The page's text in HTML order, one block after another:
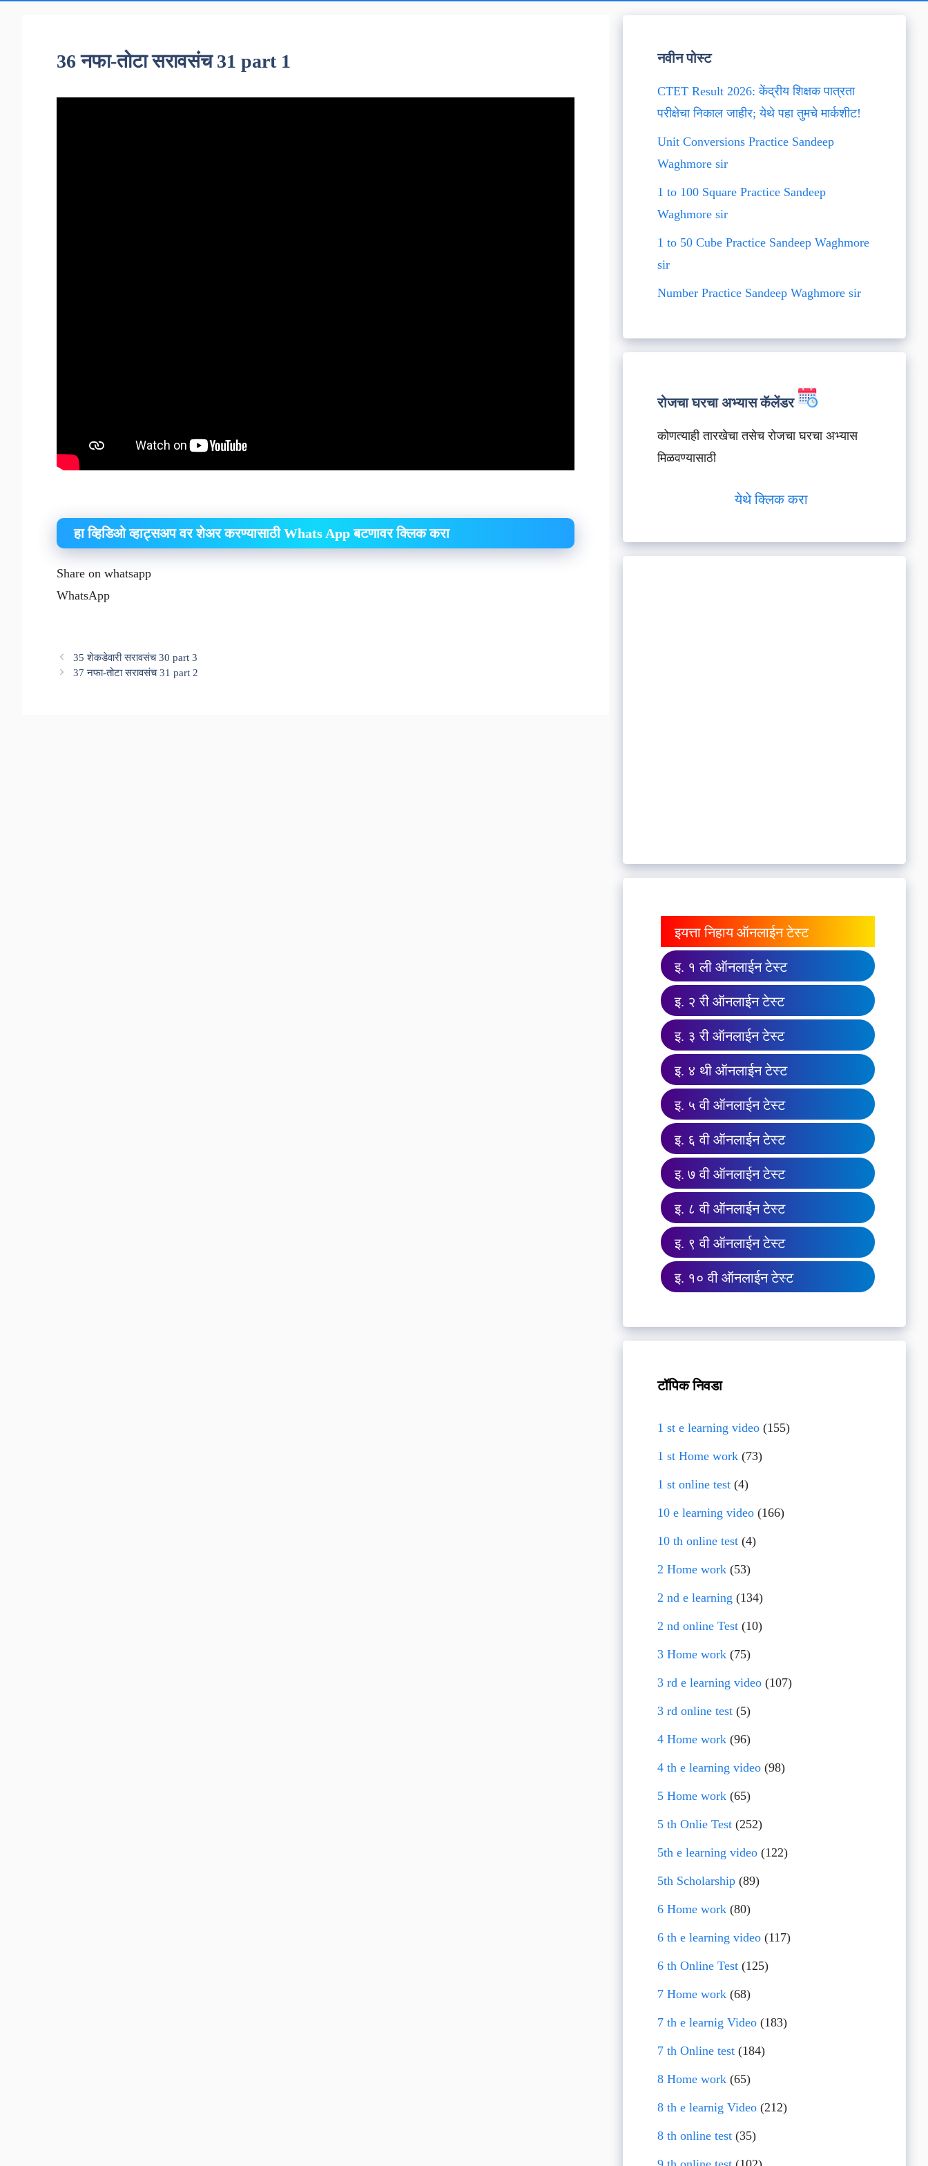
36 नफा-तोटा सरावसंच 31 part 1
हा व्हिडिओ व्हाट्सअप वर शेअर करण्यासाठी Whats App बटणावर क्लिक करा
Share on whatsapp
WhatsApp
35 शेकडेवारी सरावसंच 30 part 3
37 नफा-तोटा सरावसंच 31 part 2
नवीन पोस्ट
CTET Result 2026: केंद्रीय शिक्षक पात्रता
परीक्षेचा निकाल जाहीर; येथे पहा तुमचे मार्कशीट!
Unit Conversions Practice Sandeep
Waghmore sir
1 to 100 Square Practice Sandeep
Waghmore sir
1 to 50 Cube Practice Sandeep Waghmore
sir
Number Practice Sandeep Waghmore sir
रोजचा घरचा अभ्यास कॅलेंडर
कोणत्याही तारखेचा तसेच रोजचा घरचा अभ्यास
मिळवण्यासाठी
येथे क्लिक करा
इयत्ता निहाय ऑनलाईन टेस्ट
इ. १ ली ऑनलाईन टेस्ट
इ. २ री ऑनलाईन टेस्ट
इ. ३ री ऑनलाईन टेस्ट
इ. ४ थी ऑनलाईन टेस्ट
इ. ५ वी ऑनलाईन टेस्ट
इ. ६ वी ऑनलाईन टेस्ट
इ. ७ वी ऑनलाईन टेस्ट
इ. ८ वी ऑनलाईन टेस्ट
इ. ९ वी ऑनलाईन टेस्ट
इ. १० वी ऑनलाईन टेस्ट
टॉपिक निवडा
1 st e learning video(155)
1 st Home work(73)
1 st online test(4)
10 e learning video(166)
10 th online test(4)
2 Home work(53)
2 nd e learning (134)
2 nd online Test(10)
3 Home work(75)
3 rd e learning video(107)
3 rd online test(5)
4 Home work(96)
4 th e learning video(98)
5 Home work(65)
5 th Onlie Test(252)
5th e learning video(122)
5th Scholarship(89)
6 Home work(80)
6 th e learning video(117)
6 th Online Test(125)
7 Home work(68)
7 th e learnig Video(183)
7 th Online test(184)
8 Home work(65)
8 th e learnig Video(212)
8 th online test(35)